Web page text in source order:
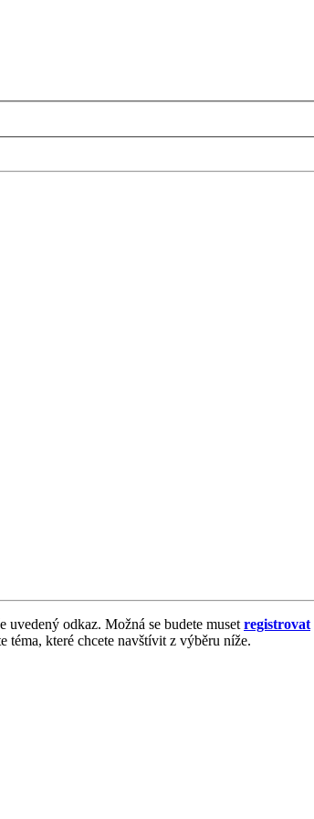
uvedený odkaz. Možná se budete muset registrovat
které chcete navštívit z výběru níže.